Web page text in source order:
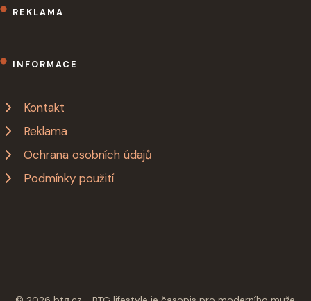
REKLAMA
INFORMACE
Kontakt
Reklama
Ochrana osobních údajů
Podmínky použití